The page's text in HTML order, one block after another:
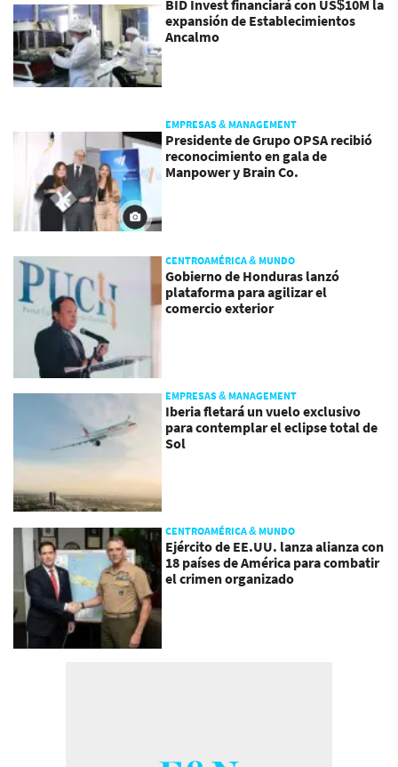
BID Invest financiará con US$10M la
expansión de Establecimientos
Ancalmo
EMPRESAS & MANAGEMENT
Presidente de Grupo OPSA recibió
reconocimiento en gala de
Manpower y Brain Co.
CENTROAMÉRICA & MUNDO
Gobierno de Honduras lanzó
plataforma para agilizar el
comercio exterior
EMPRESAS & MANAGEMENT
Iberia fletará un vuelo exclusivo
para contemplar el eclipse total de
Sol
CENTROAMÉRICA & MUNDO
Ejército de EE.UU. lanza alianza con
18 países de América para combatir
el crimen organizado